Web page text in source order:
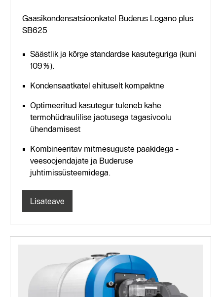
Gaasikondensatsioonkatel Buderus Logano plus
SB625
Säästlik ja kõrge standardse kasuteguriga (kuni
109%).
Kondensaatkatel ehituselt kompaktne
Optimeeritud kasutegur tuleneb kahe
termohüdraulilise jaotusega tagasivoolu
ühendamisest
Kombineeritav mitmesuguste paakidega -
veesoojendajate ja Buderuse
juhtimissüsteemidega.
Lisateave